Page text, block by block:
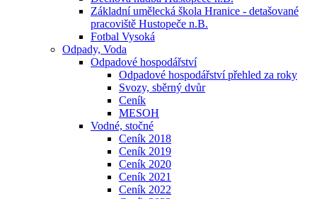
Základní umělecká škola Hranice - detašované
pracoviště Hustopeče n.B.
Fotbal Vysoká
Odpady, Voda
Odpadové hospodářství
Odpadové hospodářství přehled za roky
Svozy, sběrný dvůr
Ceník
MESOH
Vodné, stočné
Ceník 2018
Ceník 2019
Ceník 2020
Ceník 2021
Ceník 2022